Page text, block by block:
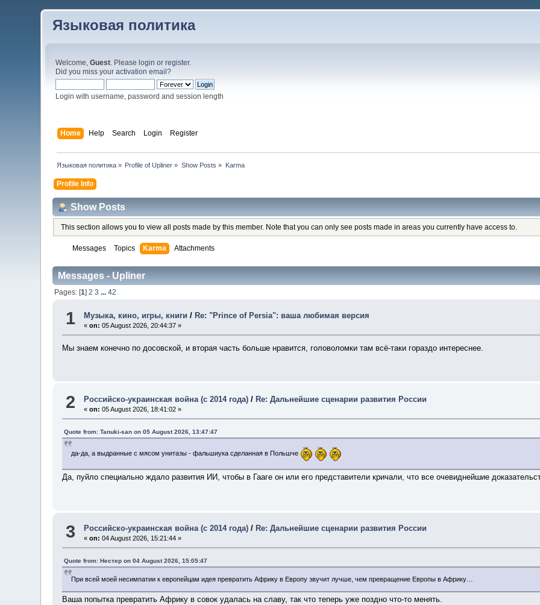
Языковая политика
Welcome,Guest. Please login orregister.
Did you miss youractivation email?
Login with username, password and session length
Home Help Search Login Register
Языковая политика» Profile of Upliner » Show Posts » Karma
Profile Info
Show Posts
This section allows you to view all posts made by this member. Note that you can only see posts made in areas you currently have access to.
Messages Topics Karma Attachments
Messages - Upliner
Pages: [1] 2 3 ... 42
1 Музыка, кино, игры, книги / Re: "Prince of Persia": ваша любимая версия
«on: 05 August 2026, 20:44:37 »
Мы знаем конечно по досовской, и вторая часть больше нравится, головоломки там всё-таки гораздо интереснее.
2 Российско-украинская война (с 2014 года) /Re: Дальнейшие сценарии развития России
«on: 05 August 2026, 18:41:02 »
Quote from: Tanuki-san on 05 August 2026, 13:47:47
да-да, а выдранные с мясом унитазы - фальшиука сделанная в Польшче
Да, пуйло специально ждало развития ИИ, чтобы в Гааге он или его представители кричали, что все очевиднейшие
3 Российско-украинская война (с 2014 года) / Re: Дальнейшие сценарии развития России
«on: 04 August 2026, 15:21:44 »
Quote from: Нестер on 04 August 2026, 15:05:47
При всей моей несимпатии к европейцам идея превратить Африку в Европу звучит лучше, чем превращение Европы в Африку…
Ваша попытка превратить Африку в совок удалась на славу, так что теперь уже поздно что-то менять.